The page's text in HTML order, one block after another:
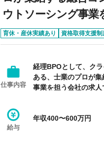
ウトソーシング事業
育休・産休実績あり 資格取得支援制
仕事内容
経理BPOとして、ク
ある、士業のプロが
事業を担う会社の求人
給与
年収400〜600万円